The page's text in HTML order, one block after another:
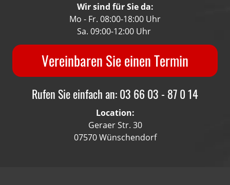
Wir sind für Sie da:
Mo - Fr. 08:00-18:00 Uhr
Sa. 09:00-12:00 Uhr
Vereinbaren Sie einen Termin
Rufen Sie einfach an: 03 66 03 - 87 0 14
Location:
Geraer Str. 30
07570 Wünschendorf